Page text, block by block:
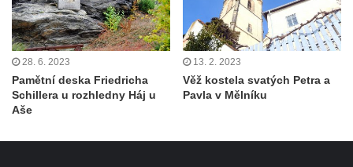
28. 6. 2023
Pamětní deska Friedricha
Schillera u rozhledny Háj u
Aše
13. 2. 2023
Věž kostela svatých Petra a
Pavla v Mělníku